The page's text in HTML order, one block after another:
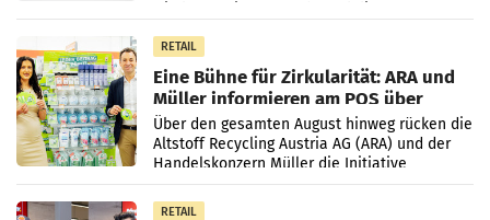
RETAIL
Eine Bühne für Zirkularität: ARA und
Müller informieren am POS über
Kreislauffähigkeit
Über den gesamten August hinweg rücken die
Altstoff Recycling Austria AG (ARA) und der
Handelskonzern Müller die Initiative
„Kreislauf-Helden“ in allen österreichischen
Müller-Filialen
RETAIL